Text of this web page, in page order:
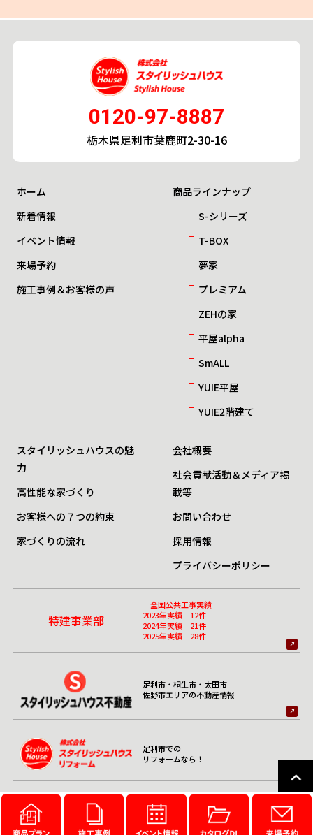
0120-97-8887
栃木県足利市葉鹿町2-30-16
ホーム
新着情報
イベント情報
来場予約
施工事例＆お客様の声
商品ラインナップ
S-シリーズ
T-BOX
夢家
プレミアム
ZEHの家
平屋alpha
SmALL
YUIE平屋
YUIE2階建て
スタイリッシュハウスの魅
力
高性能な家づくり
お客様への７つの約束
家づくりの流れ
会社概要
社会貢献活動＆メディア掲
載等
お問い合わせ
採用情報
プライバシーポリシー
特建事業部
全国公共工事実績
2023年実績 12件
2024年実績 21件
2025年実績 28件
足利市・桐生市・太田市
佐野市エリアの不動産情報
足利市での
リフォームなら！
© スタイリッシュハウス